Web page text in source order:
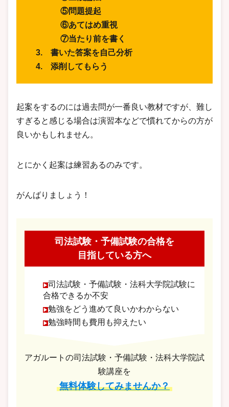
⑤問題提起
⑥あてはめ重視
⑦当たり前を書く
3. 書いた答案を自己分析
4. 添削してもらう
起案をするのには過去問が一番良い教材ですが、難し
すぎると感じる場合は演習本などで慣れてからの方が
良いかもしれません。
とにかく起案は練習あるのみです。
がんばりましょう！
司法試験・予備試験の合格を
目指している方へ
司法試験・予備試験・法科大学院試験に
合格できるか不安
勉強をどう進めて良いかわからない
勉強時間も費用も抑えたい
アガルートの司法試験・予備試験・法科大学院試
験講座を
無料体験してみませんか？